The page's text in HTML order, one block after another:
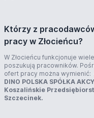
Którzy z
pracy w Złocieńcu?
W Złocieńcu funkcjonuje
poszukują pracowników.
ofert pracy można wymienić:
DINO POLSKA SPÓŁKA
Koszalińskie
Szczecinek.